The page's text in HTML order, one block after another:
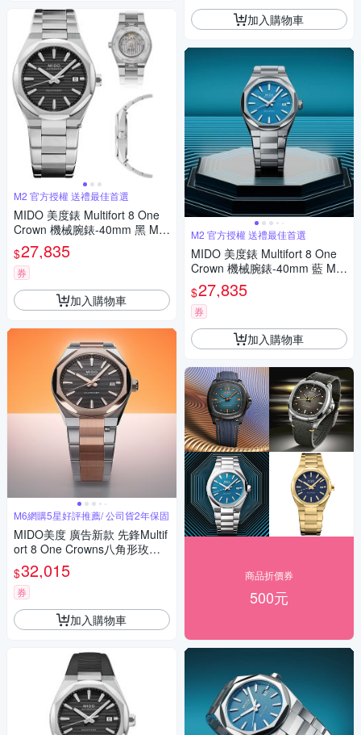
M2 官方授權 送禮最佳首選
MIDO 美度錶 Multifort 8 One
Crown 機械腕錶-40mm 黑 M0
555071105100
$27,835
券
加入購物車
M6網購5星好評推薦/ 公司貨2年保固
MIDO美度 廣告新款 先鋒Multif
ort 8 One Crowns八角形玫瑰
金雙色40㎜ M6(M0555072205
100)
$32,015
券
加入購物車
加入購物車
M2 官方授權 送禮最佳首選
MIDO 美度錶 Multifort 8 One
Crown 機械腕錶-40mm 藍 M0
555071104100
$27,835
券
加入購物車
商品折價券
500元